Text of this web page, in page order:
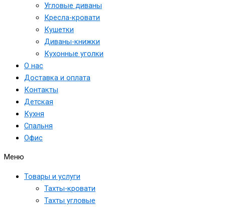
Угловые диваны
Кресла-кровати
Кушетки
Диваны-книжки
Кухонные уголки
О нас
Доставка и оплата
Контакты
Детская
Кухня
Спальня
Офис
Меню
Товары и услуги
Тахты-кровати
Тахты угловые